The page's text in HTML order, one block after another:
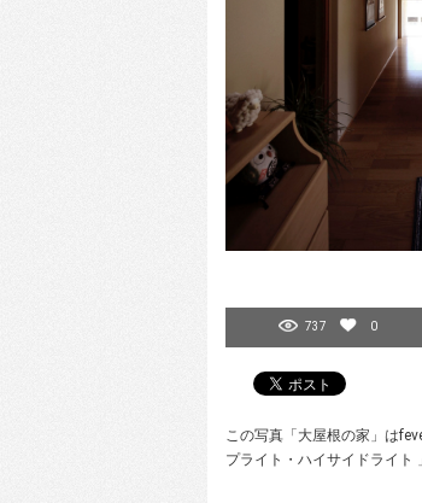
737 0
この写真「大屋根の家」は
プライト・ハイサイドライト